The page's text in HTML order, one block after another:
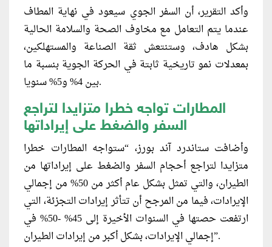
وأكد التقرير، أن السفر الجوي سيعود في نهاية المطاف
عندما يتم التعامل مع مخاوف الصحة والسلامة الحالية
بشكل هادف، وستنتعش ثقة الصناعة والمستهلكين،
بمعدلات نمو تاريخية ثابتة في الحركة الجوية بنسبة ما
بين 4% و5% سنويا.
المطارات تواجه خطرا متزايدا لتراجع
السفر والضغط على إيراداتها
وأضافت ستاندرد آند بورز، “ستواجه المطارات خطرا
متزايدا لتراجع أحجام السفر والضغط على إيراداتها من
الطيران، والتي تمثل بشكل عام أكثر من 50% من إجمالي
الإيرادات، فيما من المرجح أن تتأثر إيرادات التجزئة، التي
ارتفعت حصتها في السنوات الأخيرة إلى 45% -50% في
إجمالي الإيرادات، بشكل أكبر من إيرادات الطيران”.